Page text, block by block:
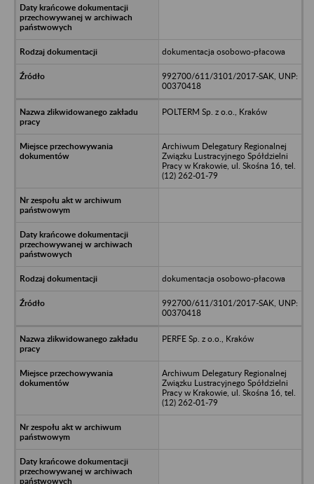
dokumentacja osobowo-płacowa
992700/611/3101/2017-SAK, UNP:
00370418
POLTERM Sp. z o.o., Kraków
Archiwum Delegatury Regionalnej
Związku Lustracyjnego Spółdzielni
Pracy w Krakowie, ul. Skośna 16, tel.
(12) 262-01-79
dokumentacja osobowo-płacowa
992700/611/3101/2017-SAK, UNP:
00370418
PERFE Sp. z o.o., Kraków
Archiwum Delegatury Regionalnej
Związku Lustracyjnego Spółdzielni
Pracy w Krakowie, ul. Skośna 16, tel.
(12) 262-01-79